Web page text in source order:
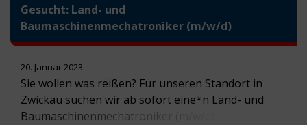
Gesucht: Land- und
Baumaschinenmechatroniker (m/w/d)
20. Januar 2023
Sie wollen was reißen? Für unseren Standort in
Zwickau suchen wir ab sofort eine*n Land- und
Baumaschinenmechatroniker (m/w/d). Sie wollen